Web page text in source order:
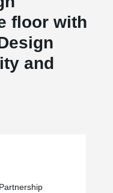
floor with
and